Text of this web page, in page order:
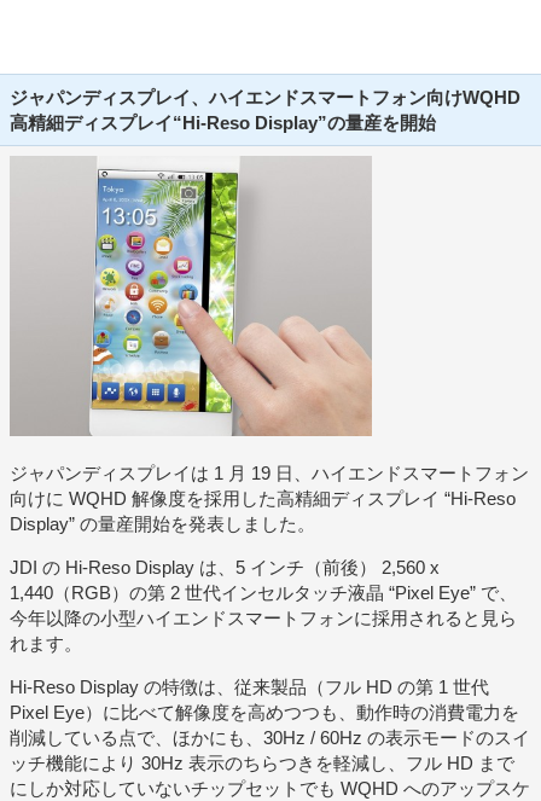
ジャパンディスプレイ、ハイエンドスマートフォン向けWQHD
高精細ディスプレイ“Hi-Reso Display”の量産を開始
ジャパンディスプレイは 1 月 19 日、ハイエンドスマートフォン
向けに WQHD 解像度を採用した高精細ディスプレイ “Hi-Reso
Display” の量産開始を発表しました。
JDI の Hi-Reso Display は、5 インチ（前後） 2,560 x
1,440（RGB）の第 2 世代インセルタッチ液晶 “Pixel Eye” で、
今年以降の小型ハイエンドスマートフォンに採用されると見ら
れます。
Hi-Reso Display の特徴は、従来製品（フル HD の第 1 世代
Pixel Eye）に比べて解像度を高めつつも、動作時の消費電力を
削減している点で、ほかにも、30Hz / 60Hz の表示モードのスイ
ッチ機能により 30Hz 表示のちらつきを軽減し、フル HD まで
にしか対応していないチップセットでも WQHD へのアップスケ